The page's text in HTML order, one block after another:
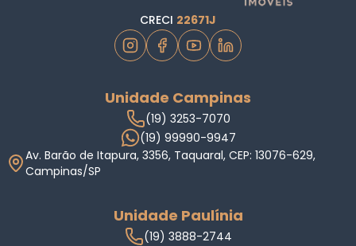
CRECI 22671J
Unidade Campinas
(19) 3253-7070
(19) 99990-9947
Av. Barão de Itapura, 3356, Taquaral, CEP: 13076-629,
Campinas/SP
Unidade Paulínia
(19) 3888-2744